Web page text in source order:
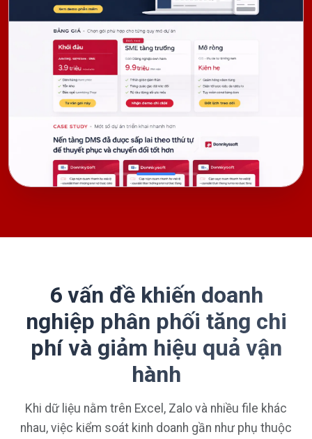
6 vấn đề khiến doanh
nghiệp phân phối tăng chi
phí và giảm hiệu quả vận
hành
Khi dữ liệu nằm trên Excel, Zalo và nhiều file khác
nhau, việc kiểm soát kinh doanh gần như phụ thuộc